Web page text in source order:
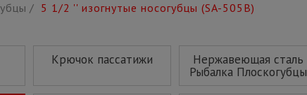
5 1/2 '' изогнутые носогубцы (SA-505B)
Крючок пассатижи
Нержавеющая сталь
Рыбалка Плоскогубцы